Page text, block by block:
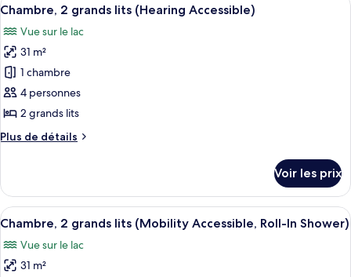
grands
lits
(Hearing
Accessible)
de
Chambre,
2
grands
lits
(Hearing
Accessible)
toutes
les
photos
pour
ce
type
chambre :
grands
lits
Accessible)
7
Chambre, 2 grands lits (Hearing Accessible)
Vue sur le lac
31 m²
1 chambre
4 personnes
2 grands lits
Plus de détails
Plus
le
type
de
Chambre,
2
Voir les prix
Afficher
toutes
les
photos
Une salle de bain moderne équipée
5
Chambre, 2 grands lits (Mobility Accessible, Roll-In Shower)
Vue sur le lac
31 m²